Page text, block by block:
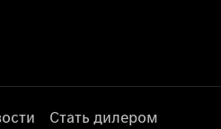
Стать дилером